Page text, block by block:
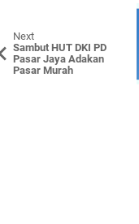
Next
Sambut HUT DKI PD
Pasar Jaya Adakan
Pasar Murah